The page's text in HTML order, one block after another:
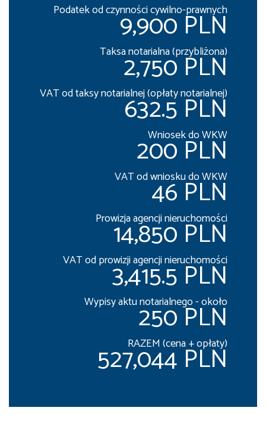
Podatek od czynności cywilno-prawnych
9,900 PLN
Taksa notarialna (przybliżona)
2,750 PLN
VAT od taksy notarialnej (opłaty notarialnej)
632.5 PLN
Wniosek do WKW
200 PLN
VAT od wniosku do WKW
46 PLN
Prowizja agencji nieruchomości
14,850 PLN
VAT od prowizji agencji nieruchomości
3,415.5 PLN
Wypisy aktu notarialnego - około
250 PLN
RAZEM (cena + opłaty)
527,044 PLN